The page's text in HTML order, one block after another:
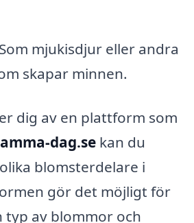
Som mjukisdjur eller andra
skapar minnen.
dig av en plattform som
dag.se kan du
blomsterdelare i
gör det möjligt för
typ av blommor och